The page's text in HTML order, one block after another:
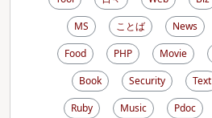
MS
ことば News
Food
PHP Movie
Book
Security Text
Ruby
Music Pdoc